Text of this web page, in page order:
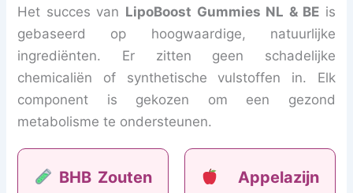
Het succes van LipoBoost Gummies NL & BE is
gebaseerd op hoogwaardige, natuurlijke
ingrediënten. Er zitten geen schadelijke
chemicaliën of synthetische vulstoffen in. Elk
component is gekozen om een gezond
metabolisme te ondersteunen.
BHB Zouten
Appelazijn